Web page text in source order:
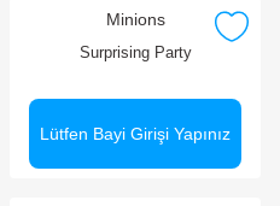
Minions
Surprising Party
Lütfen Bayi Girişi Yapınız